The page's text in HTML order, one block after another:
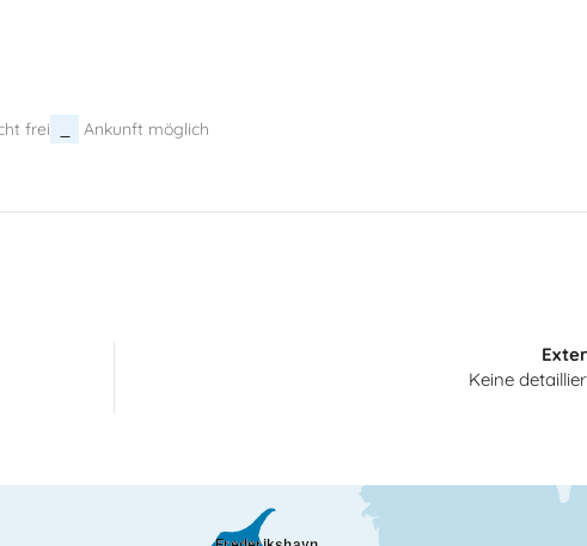
frei Ankunft möglich
Keine